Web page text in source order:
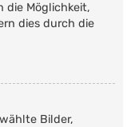
die Möglichkeit,
dies durch die
Bilder,